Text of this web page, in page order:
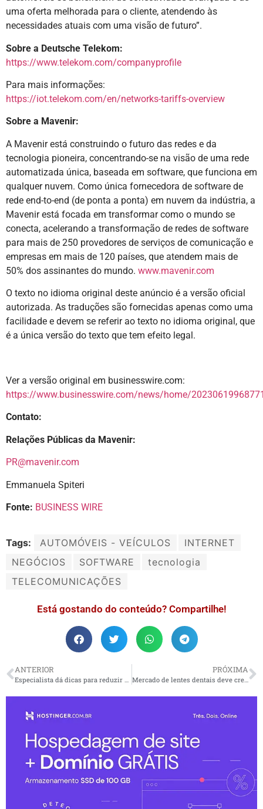
uma oferta melhorada para o cliente, atendendo às
necessidades atuais com uma visão de futuro”.
Sobre a Deutsche Telekom:
https://www.telekom.com/companyprofile
Para mais informações:
https://iot.telekom.com/en/networks-tariffs-overview
Sobre a Mavenir:
A Mavenir está construindo o futuro das redes e da
tecnologia pioneira, concentrando-se na visão de uma rede
automatizada única, baseada em software, que funciona em
qualquer nuvem. Como única fornecedora de software de
rede end-to-end (de ponta a ponta) em nuvem da indústria, a
Mavenir está focada em transformar como o mundo se
conecta, acelerando a transformação de redes de software
para mais de 250 provedores de serviços de comunicação e
empresas em mais de 120 países, que atendem mais de
50% dos assinantes do mundo. www.mavenir.com
O texto no idioma original deste anúncio é a versão oficial
autorizada. As traduções são fornecidas apenas como uma
facilidade e devem se referir ao texto no idioma original, que
é a única versão do texto que tem efeito legal.
Ver a versão original em businesswire.com:
https://www.businesswire.com/news/home/
Contato:
Relações Públicas da Mavenir:
PR@mavenir.com
Emmanuela Spiteri
Fonte: BUSINESS WIRE
Tags: AUTOMÓVEIS - VEÍCULOS
INTERNET
NEGÓCIOS
SOFTWARE
tecnologia
TELECOMUNICAÇÕES
Está gostando do conteúdo? Compartilhe!
ANTERIOR
Especialista dá dicas para reduzir riscos de AVC no inverno
PRÓXIMA
Mercado de lentes dentais deve crescer nos próximos anos